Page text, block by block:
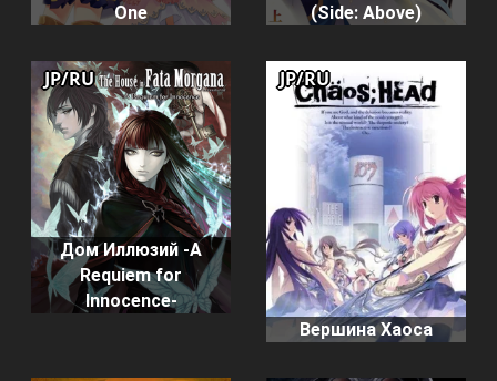
One
(Side: Above)
Дом Иллюзий -A
Requiem for
Innocence-
JP/RU
Вершина Хаоса
JP/RU